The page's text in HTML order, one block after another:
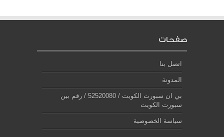
صفحات
اتصل بنا
المدونة
بي ان سبورت الكويت / 52520080 / رقم بين
سبورت الكويت
سياسة الخصوصية